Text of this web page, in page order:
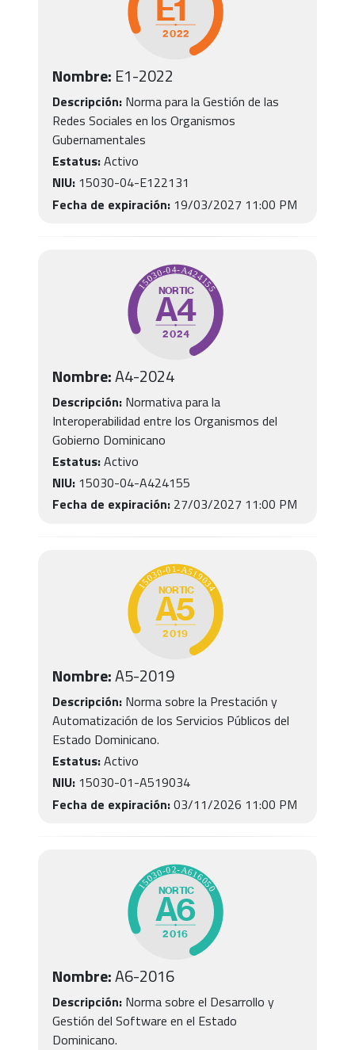
Nombre: E1-2022
Descripción: Norma para la Gestión de las
Redes Sociales en los Organismos
Gubernamentales
Estatus:Activo
NIU: 15030-04-E122131
Fecha de expiración: 19/03/2027 11:00 PM
Nombre:A4-2024
Descripción: Normativa para la
Interoperabilidad entre los Organismos del
Gobierno Dominicano
Estatus:Activo
NIU: 15030-04-A424155
Fecha de expiración: 27/03/2027 11:00 PM
Nombre:A5-2019
Descripción: Norma sobre la Prestación y
Automatización de los Servicios Públicos del
Estado Dominicano.
Estatus:Activo
NIU: 15030-01-A519034
Fecha de expiración:03/11/2026 11:00 PM
Nombre:A6-2016
Descripción: Norma sobre el Desarrollo y
Gestión del Software en el Estado
Dominicano.